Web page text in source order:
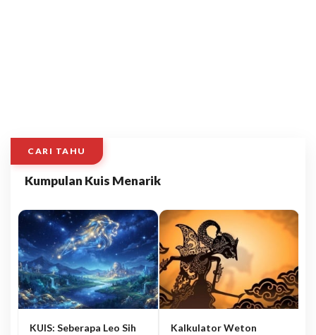
CARI TAHU
Kumpulan Kuis Menarik
KUIS: Seberapa Leo Sih
Kalkulator Weton